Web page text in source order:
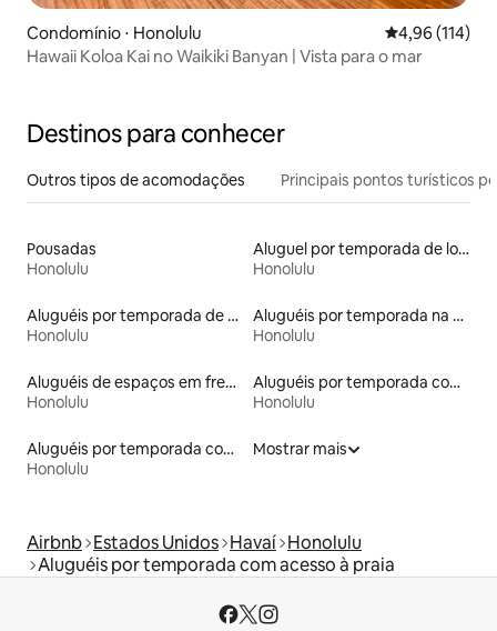
Condomínio ⋅ Honolulu 4,96 de uma
4,96 (114)
Hawaii Koloa Kai no Waikiki Banyan | Vista para o mar
Destinos para conhecer
Outros tipos de acomodações Principais pontos turísticos
Pousadas
Honolulu
Aluguel por temporada de lofts
Honolulu
Aluguéis por temporada de acomodações de luxo
Honolulu
Aluguéis por temporada na orla
Honolulu
Aluguéis de espaços em frente à praia
Honolulu
Aluguéis por temporada com acesso ao lago
Honolulu
Aluguéis por temporada com banheira de hidromassagem
Honolulu
Mostrar mais
Airbnb Estados Unidos Havaí Honolulu
Aluguéis por temporada com acesso à praia